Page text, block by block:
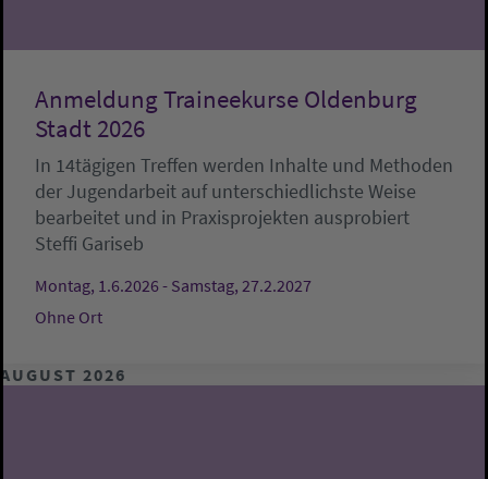
Anmeldung Traineekurse Oldenburg
Stadt 2026
In 14tägigen Treffen werden Inhalte und Methoden
der Jugendarbeit auf unterschiedlichste Weise
bearbeitet und in Praxisprojekten ausprobiert
Steffi Gariseb
Montag, 1.6.2026 - Samstag, 27.2.2027
Ohne Ort
AUGUST 2026